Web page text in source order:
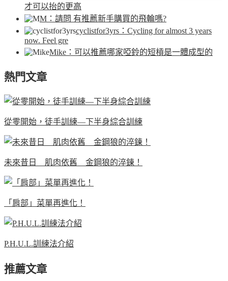
才可以抬的更高
M ：請問 有推薦新手購買的飛輪嗎?
cyclistfor3yrs ：Cycling for almost 3 years
now. Feel gre
Mike ：可以推薦哪家啞鈴的短槓是一體成型的
熱門文章
從零開始，徒手訓練—下半身綜合訓練
未來昔日 肌肉依舊 金鋼狼的淬鍊！
「肩部」菜單再進化！
P.H.U.L.訓練法介紹
推薦文章